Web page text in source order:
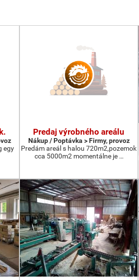
egy
Predaj výrobného areálu
Nákup / Poptávka > Firmy, provoz
Predám areál s halou 720m2,pozemok
cca 5000m2 momentálne je …